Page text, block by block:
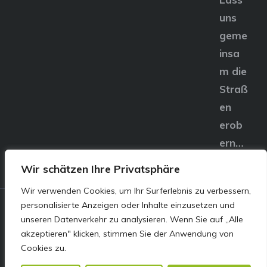
Wir schätzen Ihre Privatsphäre
Wir verwenden Cookies, um Ihr Surferlebnis zu verbessern,
personalisierte Anzeigen oder Inhalte einzusetzen und
unseren Datenverkehr zu analysieren. Wenn Sie auf „Alle
akzeptieren" klicken, stimmen Sie der Anwendung von
Cookies zu.
uns
geme
insa
m die
Straß
en
erob
ern…
© E&S Motors GmbH,
Linzer Straße 83 4240
Freistadt